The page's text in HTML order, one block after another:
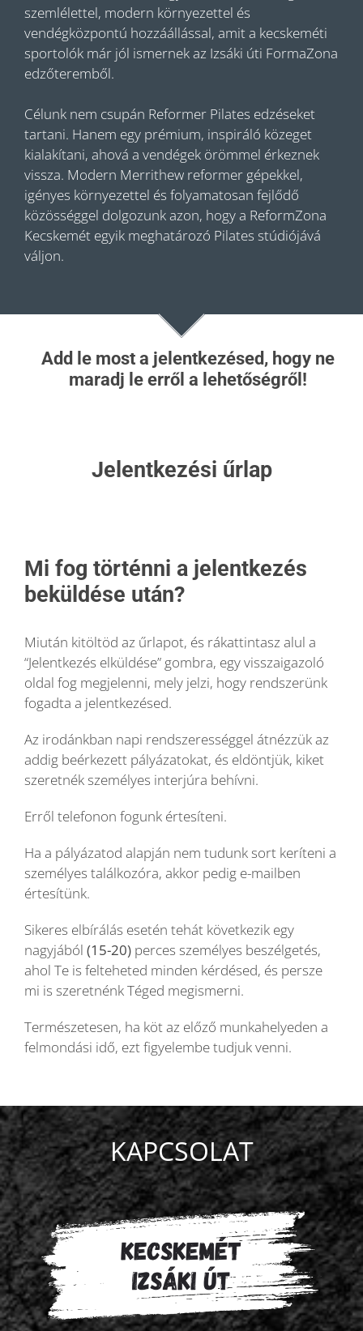
szemlélettel, modern környezettel és
vendégközpontú hozzáállással, amit a kecskeméti
sportolók már jól ismernek az Izsáki úti FormaZona
edzőteremből.
Célunk nem csupán Reformer Pilates edzéseket
tartani. Hanem egy prémium, inspiráló közeget
kialakítani, ahová a vendégek örömmel érkeznek
vissza. Modern Merrithew reformer gépekkel,
igényes környezettel és folyamatosan fejlődő
közösséggel dolgozunk azon, hogy a ReformZona
Kecskemét egyik meghatározó Pilates stúdiójává
váljon.
Add le most a jelentkezésed, hogy ne
maradj le erről a lehetőségről!
Jelentkezési űrlap
Mi fog történni a jelentkezés
beküldése után?
Miután kitöltöd az űrlapot, és rákattintasz alul a
“Jelentkezés elküldése” gombra, egy visszaigazoló
oldal fog megjelenni, mely jelzi, hogy rendszerünk
fogadta a jelentkezésed.
Az irodánkban napi rendszerességgel átnézzük az
addig beérkezett pályázatokat, és eldöntjük, kiket
szeretnék személyes interjúra behívni.
Erről telefonon fogunk értesíteni.
Ha a pályázatod alapján nem tudunk sort keríteni a
személyes találkozóra, akkor pedig e-mailben
értesítünk.
Sikeres elbírálás esetén tehát következik egy
nagyjából (15-20)perces személyes beszélgetés,
ahol Te is felteheted minden kérdésed, és persze
mi is szeretnénk Téged megismerni.
Természetesen, ha köt az előző munkahelyeden a
felmondási idő, ezt figyelembe tudjuk venni.
KAPCSOLAT